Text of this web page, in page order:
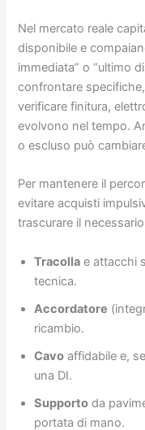
Nel mercato reale
disponibile e
immediata” o “ultimo
confrontare
verificare finitura,
evolvono nel tempo.
o escluso può
Per mantenere il
evitare acquisti
trascurare il
Tracolla e attacchi
tecnica.
Accordatore
ricambio.
Cavo affidabile e,
una DI.
Supporto da
portata di mano.